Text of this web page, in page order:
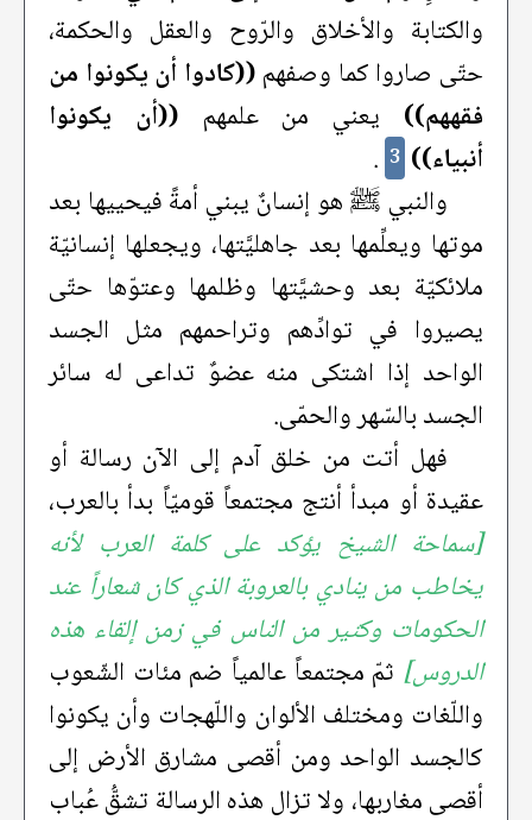
والكتابة والأخلاق والرّوح والعقل والحكمة،
حتّى صاروا كما وصفهم((كادوا أن يكونوا من
فقههم)) يعني من علمهم ((أن يكونوا
أنبياء)) 3
.
والنبي ﷺ هو إنسانٌ يبني أمةً فيحييها بعد
موتها ويعلِّمها بعد جاهليَّتها، ويجعلها إنسانيّة
ملائكيّة بعد وحشيَّتها وظلمها وعتوّها حتّى
يصيروا في توادِّهم وتراحمهم مثل الجسد
الواحد إذا اشتكى منه عضوٌ تداعى له سائر
الجسد بالسّهر والحمّى.
فهل أتت من خلق آدم إلى الآن رسالة أو
عقيدة أو مبدأ أنتج مجتمعاً قوميّاً بدأ بالعرب،
[سماحة الشيخ يؤكد على كلمة العرب لأنه
يخاطب من ينادي بالعروبة الذي كان شعاراً عند
الحكومات وكثير من الناس في زمن إلقاء هذه
الدروس] ثمّ مجتمعاً عالمياً ضم مئات الشّعوب
واللّغات ومختلف الألوان واللّهجات وأن يكونوا
كالجسد الواحد ومن أقصى مشارق الأرض إلى
أقصى مغاربها، ولا تزال هذه الرسالة تشقُّ عُباب